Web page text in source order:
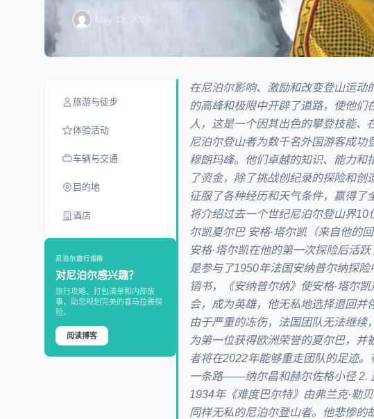
May 13, 2026
旅游与徒步
体验活动
车辆与交通
目的地
酒店
尼泊尔旅行指南
对尼泊尔感兴趣？
旅行攻略、打包清单和内部故
事，助您规划完美的喜马拉雅探
险。
阅读博客
在尼泊尔影响、激励和改变登山运动
的高峰和极限中开辟了道路，使他们
人，这是一个因其出色的攀登技能、
尼泊尔登山者为数千名外国游客成
穆朗玛峰。他们卓越的知识、能力和
了资金，除了挑战创纪录的探险和
征服了各种经历和天气条件，赢得了
将介绍过去一个世纪尼泊尔登山界10
尔凯夏尔巴 安格·塔尔凯（来自他的
安格·塔尔凯在他的第一次探险后活
是参与了1950年法国安纳普尔纳探
销书，《安纳普尔纳》使安格·塔尔
会，成为英雄，他无私地选择退回并
由于严重的冻伤，法国团队无法继续
为第一位获得欧洲荣誉的夏尔巴，
者将在2022年能够重走团队的足迹
一条路——纳尔昌和赫尔佐格小径 2.
1934年《难度巴尔特》由弗兰克·勒
同样无私的尼泊尔登山者。他悲惨的